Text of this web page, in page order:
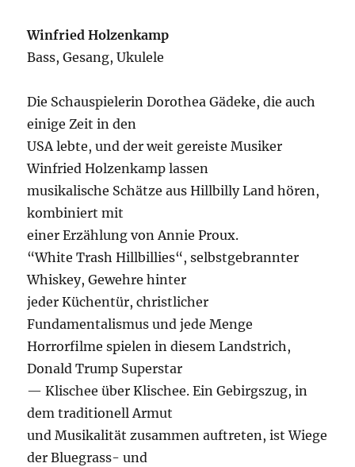
Winfried Holzenkamp
Bass, Gesang, Ukulele
Die Schauspielerin Dorothea Gädeke, die auch
einige Zeit in den
USA lebte, und der weit gereiste Musiker
Winfried Holzenkamp lassen
musikalische Schätze aus Hillbilly Land hören,
kombiniert mit
einer Erzählung von Annie Proux.
“White Trash Hillbillies“, selbstgebrannter
Whiskey, Gewehre hinter
jeder Küchentür, christlicher
Fundamentalismus und jede Menge
Horrorfilme spielen in diesem Landstrich,
Donald Trump Superstar
— Klischee über Klischee. Ein Gebirgszug, in
dem traditionell Armut
und Musikalität zusammen auftreten, ist Wiege
der Bluegrass- und